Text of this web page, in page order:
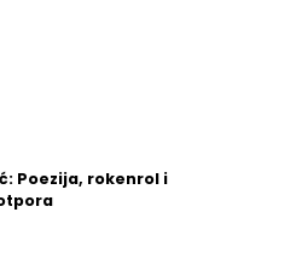
Poezija, rokenrol i